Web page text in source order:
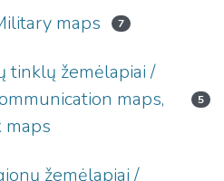
maps 7
tinklų žemėlapiai /
maps,
5
žemėlapiai /